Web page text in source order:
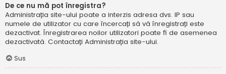
De ce nu mă pot înregistra?
Administrația site-ului poate a interzis adresa dvs. IP sau
numele de utilizator cu care încercați să vă înregistrați este
dezactivat. Înregistrarea noilor utilizatori poate fi de asemenea
dezactivată. Contactați Administrația site-ului.
Sus